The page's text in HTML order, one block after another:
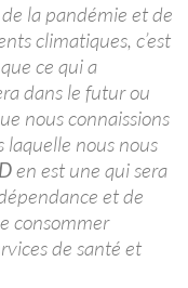
la pandémie et de
climatiques, c’est
ce qui a
dans le futur ou
nous connaissions
nous nous
en est une qui sera
et de
consommer
de santé et